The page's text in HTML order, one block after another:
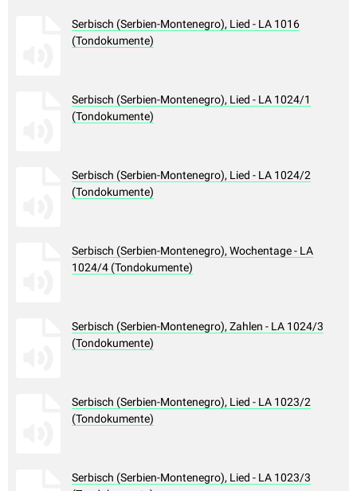
Serbisch (Serbien-Montenegro), Lied - LA 1016
(Tondokumente)
Serbisch (Serbien-Montenegro), Lied - LA 1024/1
(Tondokumente)
Serbisch (Serbien-Montenegro), Lied - LA 1024/2
(Tondokumente)
Serbisch (Serbien-Montenegro), Wochentage - LA
1024/4 (Tondokumente)
Serbisch (Serbien-Montenegro), Zahlen - LA 1024/3
(Tondokumente)
Serbisch (Serbien-Montenegro), Lied - LA 1023/2
(Tondokumente)
Serbisch (Serbien-Montenegro), Lied - LA 1023/3